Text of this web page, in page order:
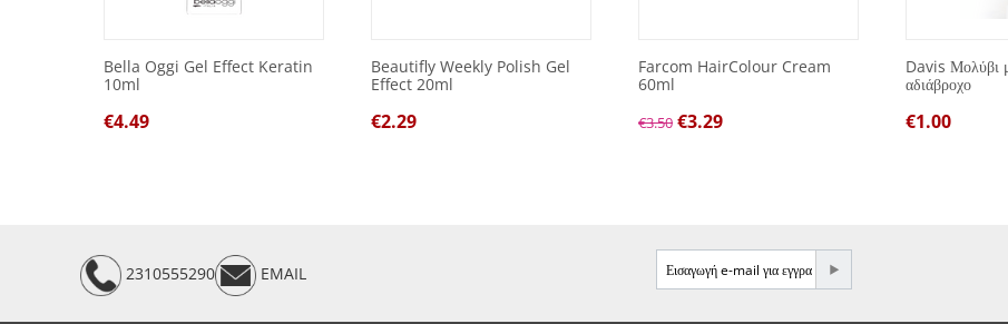
Bella Oggi Gel Effect Keratin
10ml
€4.49
Beautifly Weekly Polish Gel
Effect 20ml
€2.29
Farcom HairColour Cream
60ml
€3.50 €3.29
Davis Μολύβι
αδιάβροχο
€1.00
2310555290 EMAIL